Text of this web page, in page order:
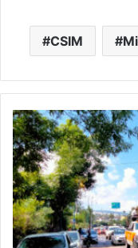
CSIM
#Morelia
Integrantes
De
La
CNTE
Bloquean
Casa
De